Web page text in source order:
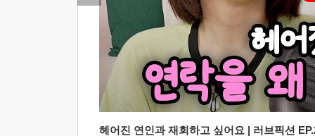
헤어진 연인과 재회하고 싶어요 | 러브픽션